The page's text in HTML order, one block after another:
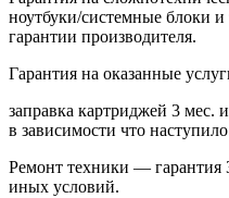
ноутбуки/системные блоки и
гарантии производителя.
Гарантия на оказанные
заправка картриджей 3 мес.
в зависимости что
Ремонт техники — гарантия
иных условий.